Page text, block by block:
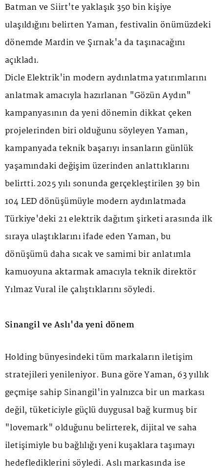
Batman ve Siirt'te yaklaşık 350 bin kişiye
ulaşıldığını belirten Yaman, festivalin önümüzdeki
dönemde Mardin ve Şırnak'a da taşınacağını
açıkladı.
Dicle Elektrik'in modern aydınlatma yatırımlarını
anlatmak amacıyla hazırlanan "Gözün Aydın"
kampanyasının da yeni dönemin dikkat çeken
projelerinden biri olduğunu söyleyen Yaman,
kampanyada teknik başarıyı insanların günlük
yaşamındaki değişim üzerinden anlattıklarını
belirtti.2025 yılı sonunda gerçekleştirilen 39 bin
104 LED dönüşümüyle modern aydınlatmada
Türkiye'deki 21 elektrik dağıtım şirketi arasında ilk
sıraya ulaştıklarını ifade eden Yaman, bu
dönüşümü daha sıcak ve samimi bir anlatımla
kamuoyuna aktarmak amacıyla teknik direktör
Yılmaz Vural ile çalıştıklarını söyledi.
Sinangil ve Aslı'da yeni dönem
Holding bünyesindeki tüm markaların iletişim
stratejileri yenileniyor. Buna göre Yaman, 63 yıllık
geçmişe sahip Sinangil'in yalnızca bir un markası
değil, tüketiciyle güçlü duygusal bağ kurmuş bir
"lovemark" olduğunu belirterek, dijital ve saha
iletişimiyle bu bağlılığı yeni kuşaklara taşımayı
hedeflediklerini söyledi. Aslı markasında ise